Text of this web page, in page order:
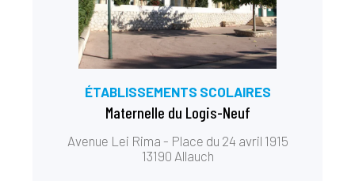
ÉTABLISSEMENTS SCOLAIRES
Maternelle du Logis-Neuf
Avenue Lei Rima - Place du 24 avril 1915
13190 Allauch